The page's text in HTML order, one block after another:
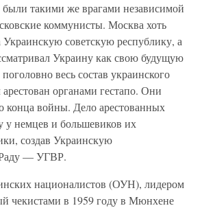
такими же врагами независимой
коммунисты. Москва хоть
Украинскую советскую республику, а
Украину как свою будущую
весь состав украинского
органами гестапо. Они
конца войны. Дело арестованных
у немцев и большевиков их
создав Украинскую
— УГВР.
националистов (ОУН), лидером
чекистами в 1959 году в Мюнхене